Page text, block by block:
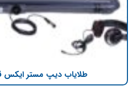
طلایاب دیپ مستر ایکس قیمت 380